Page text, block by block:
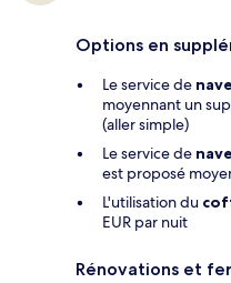
Options en
Le service de
moyennant un
(aller simple)
Le service de
est proposé
L'utilisation du
EUR par nuit
Rénovations et